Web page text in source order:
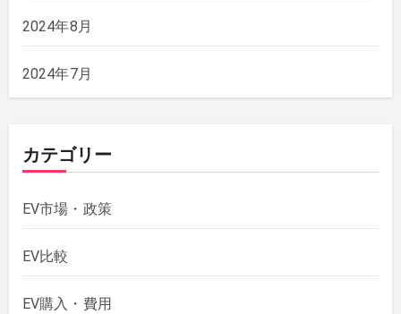
2024年8月
2024年7月
カテゴリー
EV市場・政策
EV比較
EV購入・費用